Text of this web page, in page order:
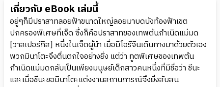
เกี่ยวกับ eBook เล่มนี้
อยู่ๆก็มีปราสาทลอยฟ้าขนาดใหญ่ลอยมาบดบังท้องฟ้าเขต
ปกครองพิเศษที่เจ็ด ซึ่งก็คือปราสาทของเทพต้นกำเนิดแม่มด
[วาลเปอร์กิส] หนึ่งในเจ็ดผู้นำ เมื่อมีโอริจินเดินทางมาด้วยตัวเอง
พวกมินาโตะจึงตื่นตกใจอย่างยิ่ง แต่ว่า ทูตพิเศษของเทพต้น
กำเนิดแม่มดกลับเป็นเพียงมนุษย์เด็กสาวคนหนึ่งที่มีชื่อว่า ชีนะ
และเมื่อชีนะขอมินาโตะแต่งงานสถานการณ์จึงยิ่งสับสน